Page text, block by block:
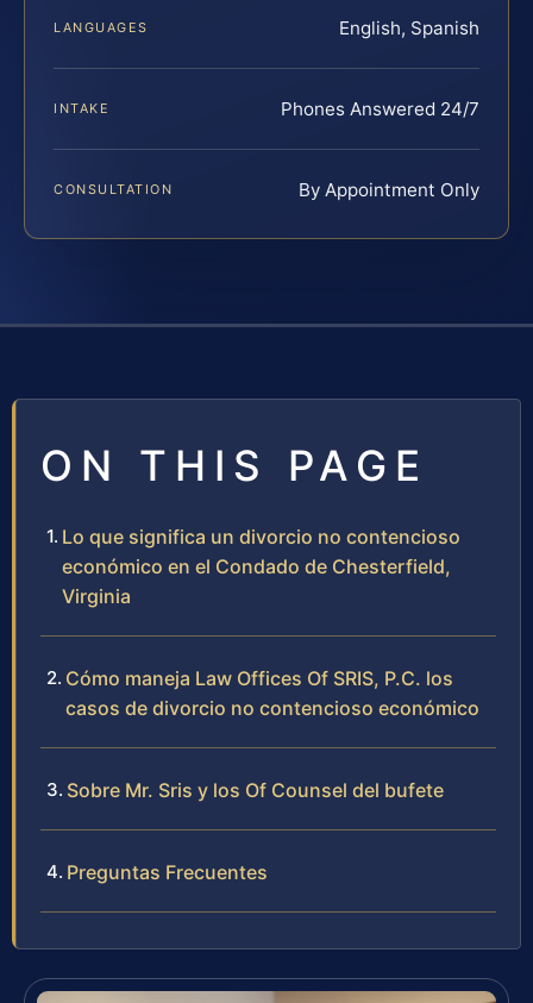
LANGUAGES English, Spanish
INTAKE Phones Answered 24/7
CONSULTATION By Appointment Only
ON THIS PAGE
Lo que significa un divorcio no contencioso
económico en el Condado de Chesterfield,
Virginia
Cómo maneja Law Offices Of SRIS, P.C. los
casos de divorcio no contencioso económico
Sobre Mr. Sris y los Of Counsel del bufete
Preguntas Frecuentes